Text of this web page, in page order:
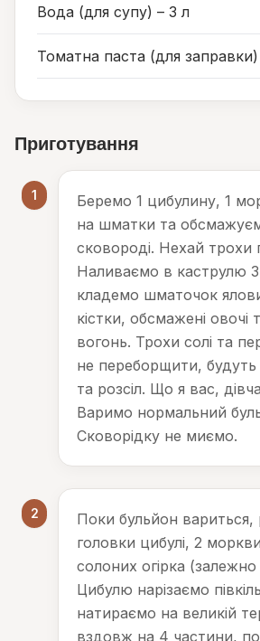
Вода (для супу) – 3 л
Томатна паста (для заправки)
Приготування
1
Беремо 1 цибулину, 1
на шматки та
сковороді. Нехай трохи
Наливаємо в каструлю
кладемо шматочок
кістки, обсмажені овочі
вогонь. Трохи солі та
не переборщити, будуть
та розсіл. Що я вас,
Варимо нормальний
Сковорідку не миємо.
2
Поки бульйон вариться,
головки цибулі, 2
солоних огірка (залежно
Цибулю нарізаємо
натираємо на великій
вздовж на 4 частини,